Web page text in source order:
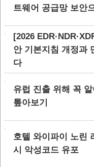
트웨어 공급망 보안
[2026
안 기본지침 개정과
다
유럽 진출 위해 꼭 알
톺아보기
호텔 와이파이 노린
시 악성코드 유포